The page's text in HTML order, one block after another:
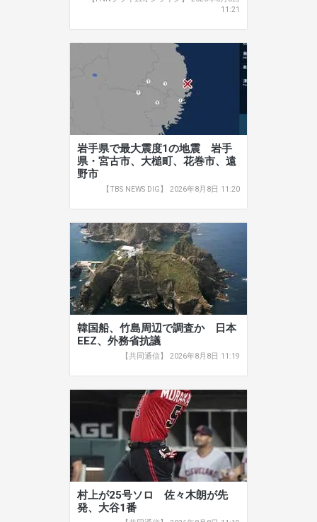
11:21
岩手県で最大震度1の地震 岩手
県・宮古市、大槌町、花巻市、遠
野市
【TBS NEWS DIG】 2026年8月8日 11:20
韓国船、竹島周辺で調査か 日本
EEZ、外務省抗議
【共同通信】 2026年8月8日 11:19
村上が25号ソロ 佐々木朗が先
発、大谷1番